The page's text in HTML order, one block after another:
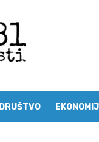
DRUŠTVO